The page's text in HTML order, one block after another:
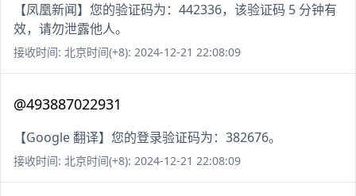
【凤凰新闻】您的验证码为：442336，该验证码 5 分钟有
效，请勿泄露他人。
接收时间: 北京时间(+8): 2024-12-21 22:08:09
@493887022931
【Google 翻译】您的登录验证码为：382676。
接收时间: 北京时间(+8): 2024-12-21 22:08:09